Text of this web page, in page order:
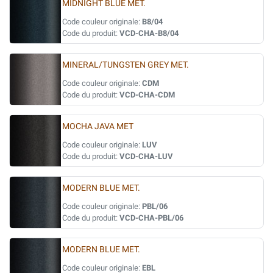
MIDNIGHT BLUE MET.
Code couleur originale: B8/04
Code du produit: VCD-CHA-B8/04
MINERAL/TUNGSTEN GREY MET.
Code couleur originale: CDM
Code du produit: VCD-CHA-CDM
MOCHA JAVA MET
Code couleur originale: LUV
Code du produit: VCD-CHA-LUV
MODERN BLUE MET.
Code couleur originale: PBL/06
Code du produit: VCD-CHA-PBL/06
MODERN BLUE MET.
Code couleur originale: EBL